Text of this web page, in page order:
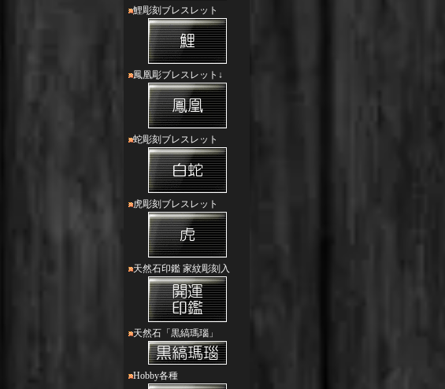
鯉彫刻ブレスレット
鳳凰彫ブレスレット↓
蛇彫刻ブレスレット
虎彫刻ブレスレット
天然石印鑑 家紋彫刻入
天然石「黒縞瑪瑙」
Hobby各種